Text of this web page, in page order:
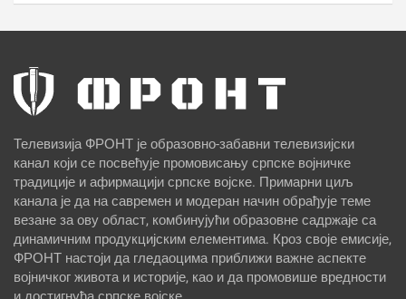
Телевизија ФРОНТ је образовно-забавни телевизијски
канал који се посвећује промовисању српске војничке
традиције и афирмацији српске војске. Примарни циљ
канала је да на савремен и модеран начин обрађује теме
везане за ову област, комбинујући образовне садржаје са
динамичним продукцијским елементима. Кроз своје емисије,
ФРОНТ настоји да гледаоцима приближи важне аспекте
војничког живота и историје, као и да промовише вредности